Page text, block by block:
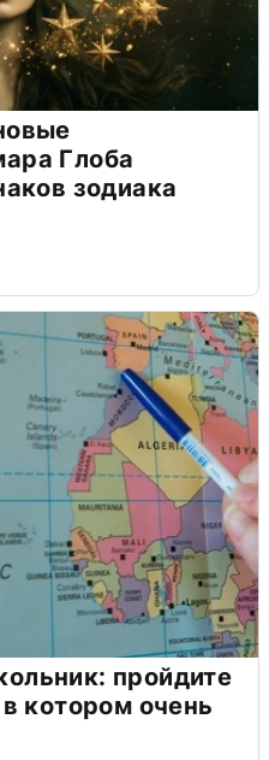
Глоба
зодиака
пройдите
котором очень